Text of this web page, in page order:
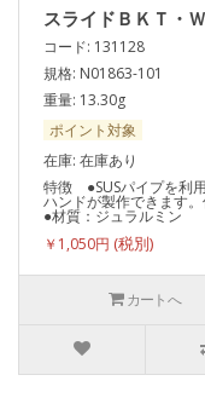
スライドＢＫＴ・
コード: 131128
規格: N01863-101
重量: 13.30g
ポイント対象
在庫: 在庫あり
特徴 ●SUSパイプを
ハンドが製作できま
●材質：ジュラルミ
￥1,050円
カートへ